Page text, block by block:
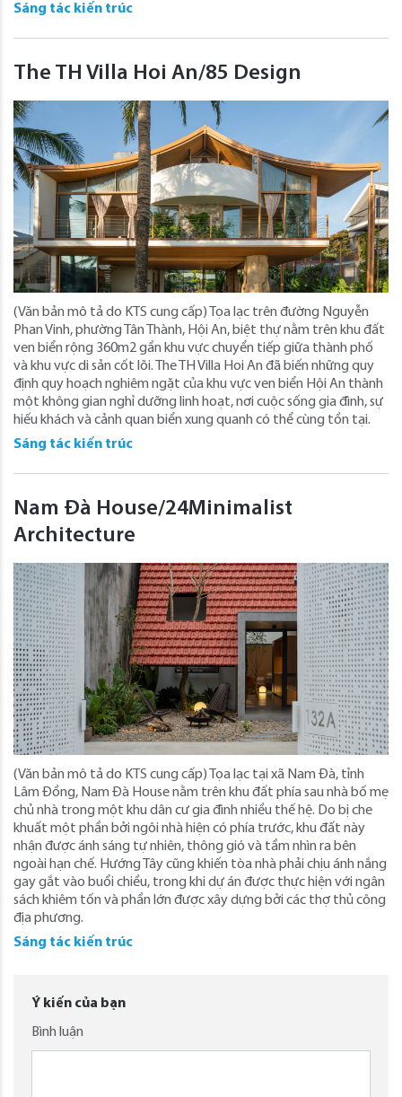
Sáng tác kiến trúc
The TH Villa Hoi An/85 Design
(Văn bản mô tả do KTS cung cấp) Tọa lạc trên đường Nguyễn
Phan Vinh, phường Tân Thành, Hội An, biệt thự nằm trên khu đất
ven biển rộng 360m2 gần khu vực chuyển tiếp giữa thành phố
và khu vực di sản cốt lõi. The TH Villa Hoi An đã biến những quy
định quy hoạch nghiêm ngặt của khu vực ven biển Hội An thành
một không gian nghỉ dưỡng linh hoạt, nơi cuộc sống gia đình, sự
hiếu khách và cảnh quan biển xung quanh có thể cùng tồn tại.
Sáng tác kiến trúc
Nam Đà House/24Minimalist
Architecture
(Văn bản mô tả do KTS cung cấp) Tọa lạc tại xã Nam Đà, tỉnh
Lâm Đồng, Nam Đà House nằm trên khu đất phía sau nhà bố mẹ
chủ nhà trong một khu dân cư gia đình nhiều thế hệ. Do bị che
khuất một phần bởi ngôi nhà hiện có phía trước, khu đất này
nhận được ánh sáng tự nhiên, thông gió và tầm nhìn ra bên
ngoài hạn chế. Hướng Tây cũng khiến tòa nhà phải chịu ánh nắng
gay gắt vào buổi chiều, trong khi dự án được thực hiện với ngân
sách khiêm tốn và phần lớn được xây dựng bởi các thợ thủ công
địa phương.
Sáng tác kiến trúc
Ý kiến của bạn
Bình luận